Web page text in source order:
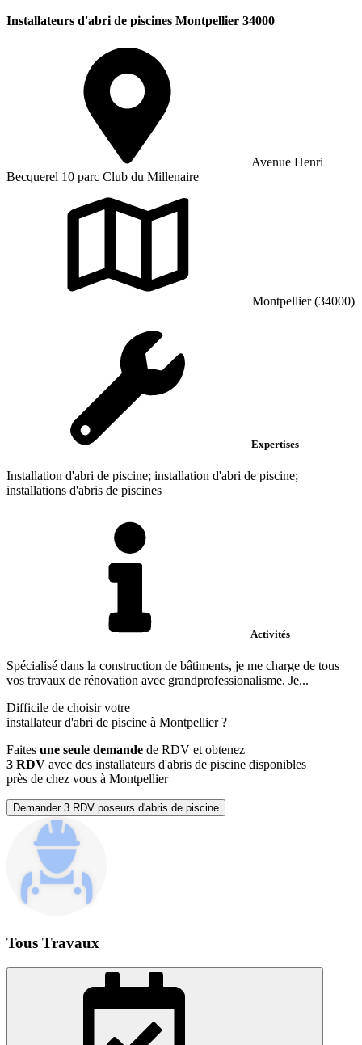
Installateurs d'abri de piscines Montpellier 34000
Avenue Henri
Becquerel 10 parc Club du Millenaire
Montpellier (34000)
Expertises
Installation d'abri de piscine; installation d'abri de piscine;
installations d'abris de piscines
Activités
Spécialisé dans la construction de bâtiments, je me charge de tous
vos travaux de rénovation avec grandprofessionalisme. Je...
Difficile de choisir votre
installateur d'abri de piscine à Montpellier ?
Faites une seule demande de RDV et obtenez
3 RDV avec des installateurs d'abris de piscine disponibles
près de chez vous à Montpellier
Demander 3 RDV poseurs d'abris de piscine
Tous Travaux